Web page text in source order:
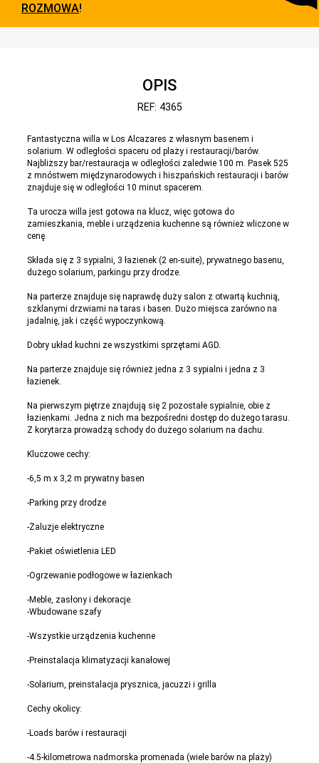
ROZMOWA!
OPIS
REF: 4365
Fantastyczna willa w Los Alcazares z własnym basenem i
solarium. W odległości spaceru od plaży i restauracji/barów.
Najbliższy bar/restauracja w odległości zaledwie 100 m. Pasek 525
z mnóstwem międzynarodowych i hiszpańskich restauracji i barów
znajduje się w odległości 10 minut spacerem.
Ta urocza willa jest gotowa na klucz, więc gotowa do
zamieszkania, meble i urządzenia kuchenne są również wliczone w
cenę.
Składa się z 3 sypialni, 3 łazienek (2 en-suite), prywatnego basenu,
dużego solarium, parkingu przy drodze.
Na parterze znajduje się naprawdę duży salon z otwartą kuchnią,
szklanymi drzwiami na taras i basen. Dużo miejsca zarówno na
jadalnię, jak i część wypoczynkową.
Dobry układ kuchni ze wszystkimi sprzętami AGD.
Na parterze znajduje się również jedna z 3 sypialni i jedna z 3
łazienek.
Na pierwszym piętrze znajdują się 2 pozostałe sypialnie, obie z
łazienkami. Jedna z nich ma bezpośredni dostęp do dużego tarasu.
Z korytarza prowadzą schody do dużego solarium na dachu.
Kluczowe cechy:
-6,5 m x 3,2 m prywatny basen
-Parking przy drodze
-Żaluzje elektryczne
-Pakiet oświetlenia LED
-Ogrzewanie podłogowe w łazienkach
-Meble, zasłony i dekoracje.
-Wbudowane szafy
-Wszystkie urządzenia kuchenne
-Preinstalacja klimatyzacji kanałowej
-Solarium, preinstalacja prysznica, jacuzzi i grilla
Cechy okolicy:
-Loads barów i restauracji
-4.5-kilometrowa nadmorska promenada (wiele barów na plaży)